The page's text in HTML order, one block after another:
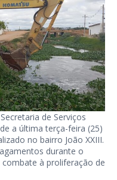
de Serviços
a última terça-feira (25)
no bairro João XXIII.
durante o
à proliferação de